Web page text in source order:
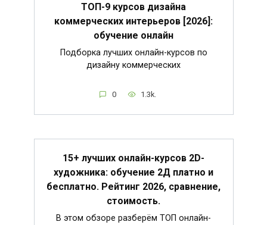
ТОП-9 курсов дизайна
коммерческих интерьеров [2026]:
обучение онлайн
Подборка лучших онлайн-курсов по
дизайну коммерческих
0 1.3k.
15+ лучших онлайн-курсов 2D-
художника: обучение 2Д платно и
бесплатно. Рейтинг 2026, сравнение,
стоимость.
В этом обзоре разберём ТОП онлайн-